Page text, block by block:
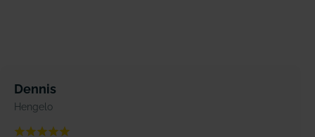
Dennis
Hengelo